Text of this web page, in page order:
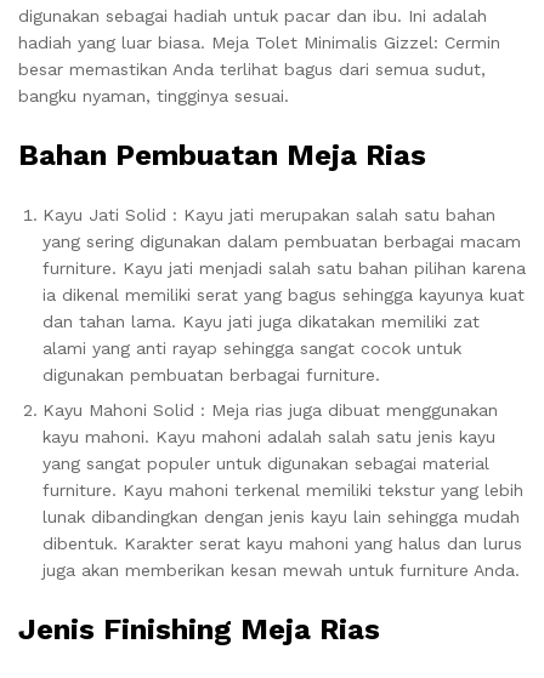
digunakan sebagai hadiah untuk pacar dan ibu. Ini adalah
hadiah yang luar biasa. Meja Tolet Minimalis Gizzel: Cermin
besar memastikan Anda terlihat bagus dari semua sudut,
bangku nyaman, tingginya sesuai.
Bahan Pembuatan Meja Rias
Kayu Jati Solid : Kayu jati merupakan salah satu bahan
yang sering digunakan dalam pembuatan berbagai macam
furniture. Kayu jati menjadi salah satu bahan pilihan karena
ia dikenal memiliki serat yang bagus sehingga kayunya kuat
dan tahan lama. Kayu jati juga dikatakan memiliki zat
alami yang anti rayap sehingga sangat cocok untuk
digunakan pembuatan berbagai furniture.
Kayu Mahoni Solid : Meja rias juga dibuat menggunakan
kayu mahoni. Kayu mahoni adalah salah satu jenis kayu
yang sangat populer untuk digunakan sebagai material
furniture. Kayu mahoni terkenal memiliki tekstur yang lebih
lunak dibandingkan dengan jenis kayu lain sehingga mudah
dibentuk. Karakter serat kayu mahoni yang halus dan lurus
juga akan memberikan kesan mewah untuk furniture Anda.
Jenis Finishing Meja Rias